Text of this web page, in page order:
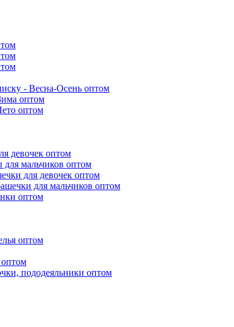
- Весна-Осень оптом
оптом
оптом
девочек оптом
мальчиков оптом
для девочек оптом
для мальчиков оптом
оптом
оптом
пододеяльники оптом